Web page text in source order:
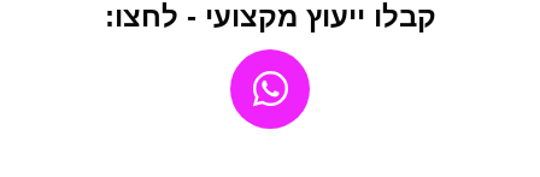
קבלו ייעוץ מקצועי - לחצו: